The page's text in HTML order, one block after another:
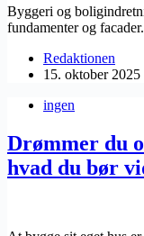
Byggeri og
fundamenter og
Redaktionen
15. oktober 2025
ingen
Drømmer du
hvad du bør